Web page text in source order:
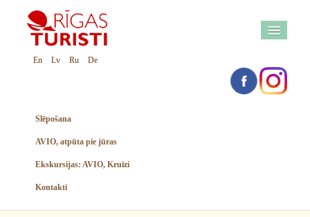
En Lv Ru De
Slēpošana
AVIO, atpūta pie jūras
Ekskursijas: AVIO, Kruīzi
Kontakti